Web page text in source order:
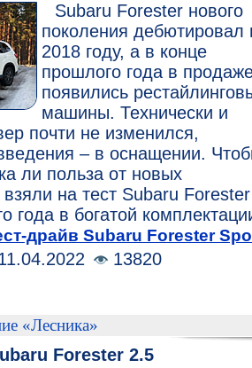
Subaru Forester нового
поколения дебютировал
2018 году, а в конце
прошлого года в
появились
машины. Технически и
почти не изменился,
– в оснащении.
ли польза от новых
на тест Subaru Forester
года в богатой
драйв Subaru Forester
13820
«Лесника»
Forester 2.5